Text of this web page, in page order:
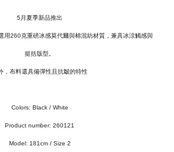
5月夏季新品推出
用260克重磅冰感莫代爾與棉混紡材質，兼具冰涼觸感與
挺括版型。
，布料還具備彈性且抗皺的特性
Colors: Black / White
Product number: 260121
Model: 181cm / Size 2